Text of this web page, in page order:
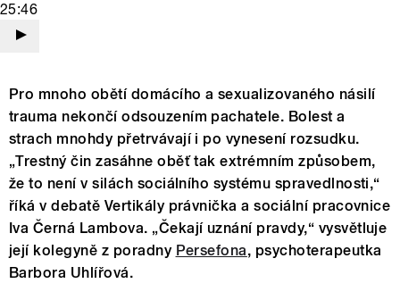
25:46
Pro mnoho obětí domácího a sexualizovaného násilí
trauma nekončí odsouzením pachatele. Bolest a
strach mnohdy přetrvávají i po vynesení rozsudku.
„Trestný čin zasáhne oběť tak extrémním způsobem,
že to není v silách sociálního systému spravedlnosti,“
říká v debatě Vertikály právnička a sociální pracovnice
Iva Černá Lambova. „Čekají uznání pravdy,“ vysvětluje
její kolegyně z poradny Persefona, psychoterapeutka
Barbora Uhlířová.